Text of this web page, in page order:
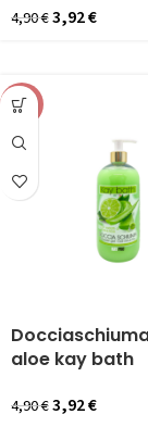
4,90€3,92€
-20%
aloe kay bath
4,90€3,92€